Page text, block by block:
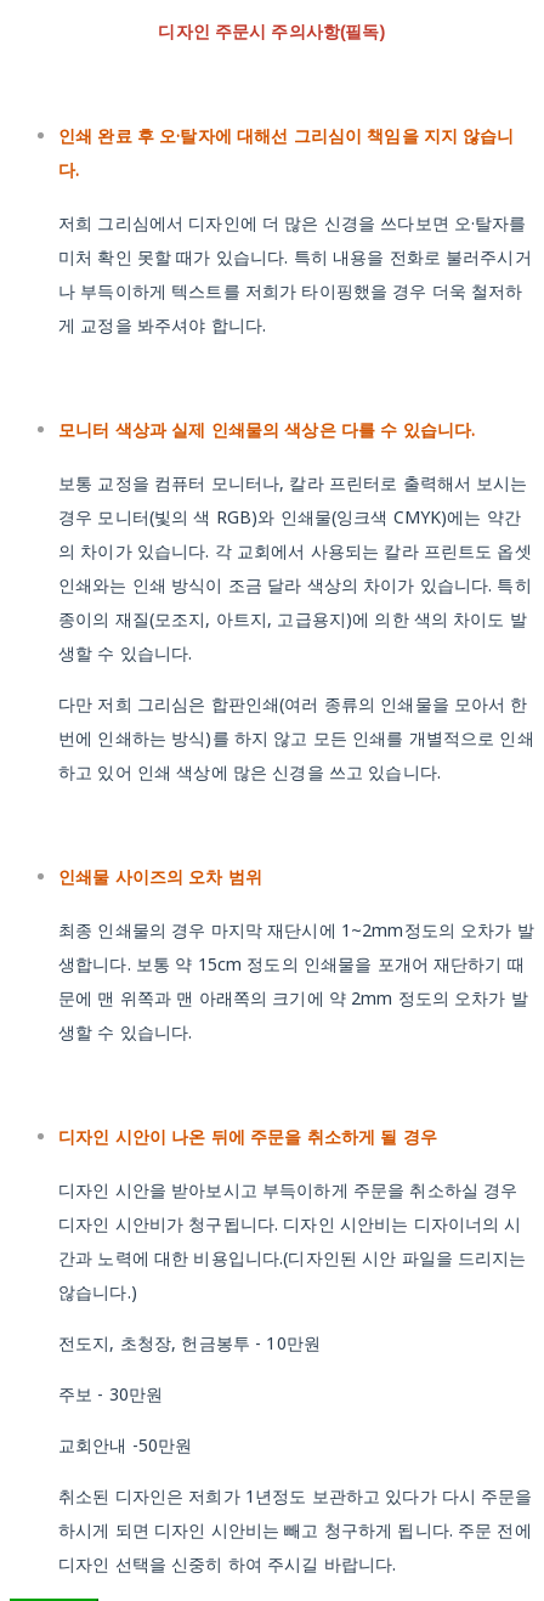
디자인 주문시 주의사항(필독)
인쇄 완료 후 오·탈자에 대해선 그리심이 책임을 지지 않습니
다.
저희 그리심에서 디자인에 더 많은 신경을 쓰다보면 오·탈자를
미처 확인 못할 때가 있습니다. 특히 내용을 전화로 불러주시거
나 부득이하게 텍스트를 저희가 타이핑했을 경우 더욱 철저하
게 교정을 봐주셔야 합니다.
모니터 색상과 실제 인쇄물의 색상은 다를 수 있습니다.
보통 교정을 컴퓨터 모니터나, 칼라 프린터로 출력해서 보시는
경우 모니터(빛의 색 RGB)와 인쇄물(잉크색 CMYK)에는 약간
의 차이가 있습니다. 각 교회에서 사용되는 칼라 프린트도 옵셋
인쇄와는 인쇄 방식이 조금 달라 색상의 차이가 있습니다. 특히
종이의 재질(모조지, 아트지, 고급용지)에 의한 색의 차이도 발
생할 수 있습니다.
다만 저희 그리심은 합판인쇄(여러 종류의 인쇄물을 모아서 한
번에 인쇄하는 방식)를 하지 않고 모든 인쇄를 개별적으로 인쇄
하고 있어 인쇄 색상에 많은 신경을 쓰고 있습니다.
인쇄물 사이즈의 오차 범위
최종 인쇄물의 경우 마지막 재단시에 1~2mm정도의 오차가 발
생합니다. 보통 약 15cm 정도의 인쇄물을 포개어 재단하기 때
문에 맨 위쪽과 맨 아래쪽의 크기에 약 2mm 정도의 오차가 발
생할 수 있습니다.
디자인 시안이 나온 뒤에 주문을 취소하게 될 경우
디자인 시안을 받아보시고 부득이하게 주문을 취소하실 경우
디자인 시안비가 청구됩니다. 디자인 시안비는 디자이너의 시
간과 노력에 대한 비용입니다.(디자인된 시안 파일을 드리지는
않습니다.)
전도지, 초청장, 헌금봉투 - 10만원
주보 - 30만원
교회안내 -50만원
취소된 디자인은 저희가 1년정도 보관하고 있다가 다시 주문을
하시게 되면 디자인 시안비는 빼고 청구하게 됩니다. 주문 전에
디자인 선택을 신중히 하여 주시길 바랍니다.